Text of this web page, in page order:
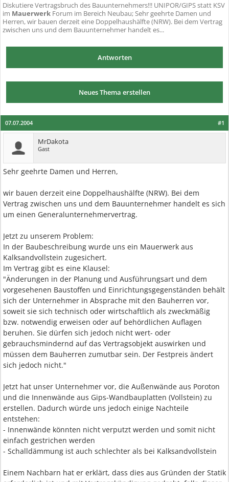
DiskutiereVertragsbruch des Bauunternehmers!!! UNIPOR/GIPS statt KSV
im Mauerwerk Forum im Bereich Neubau; Sehr geehrte Damen und
Herren, wir bauen derzeit eine Doppelhaushälfte (NRW). Bei dem Vertrag
zwischen uns und dem Bauunternehmer handelt es...
Antworten
Neues Thema erstellen
#1
07.07.2004
MrDakota
Gast
Sehr geehrte Damen und Herren,
wir bauen derzeit eine Doppelhaushälfte (NRW). Bei dem
Vertrag zwischen uns und dem Bauunternehmer handelt es sich
um einen Generalunternehmervertrag.
Jetzt zu unserem Problem:
In der Baubeschreibung wurde uns ein Mauerwerk aus
Kalksandvollstein zugesichert.
Im Vertrag gibt es eine Klausel:
"Änderungen in der Planung und Ausführungsart und dem
vorgesehenen Baustoffen und Einrichtungsgegenständen behält
sich der Unternehmer in Absprache mit den Bauherren vor,
soweit sie sich technisch oder wirtschaftlich als zweckmäßig
bzw. notwendig erweisen oder auf behördlichen Auflagen
beruhen. Sie dürfen sich jedoch nicht wert- oder
gebrauchsmindernd auf das Vertragsobjekt auswirken und
müssen dem Bauherren zumutbar sein. Der Festpreis ändert
sich jedoch nicht."
Jetzt hat unser Unternehmer vor, die Außenwände aus Poroton
und die Innenwände aus Gips-Wandbauplatten (Vollstein) zu
erstellen. Dadurch würde uns jedoch einige Nachteile
entstehen:
- Innenwände könnten nicht verputzt werden und somit nicht
einfach gestrichen werden
- Schalldämmung ist auch schlechter als bei Kalksandvollstein
Einem Nachbarn hat er erklärt, dass dies aus Gründen der Statik